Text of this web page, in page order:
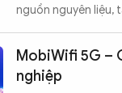
nguồn nguyên liệu,
MobiWifi 5G –
nghiệp